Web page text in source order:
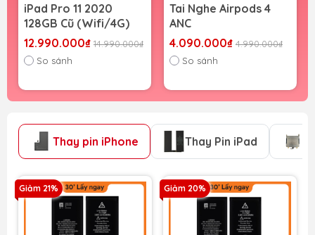
2020
4G)
14.990.000₫
Tai Nghe Airpods 4
ANC
4.090.000₫
4.990.000₫
iPad Pro 11 M1
15.490.000₫
Thay pin iPhone Thay Pin iPad
Giảm 21% Giảm 20%